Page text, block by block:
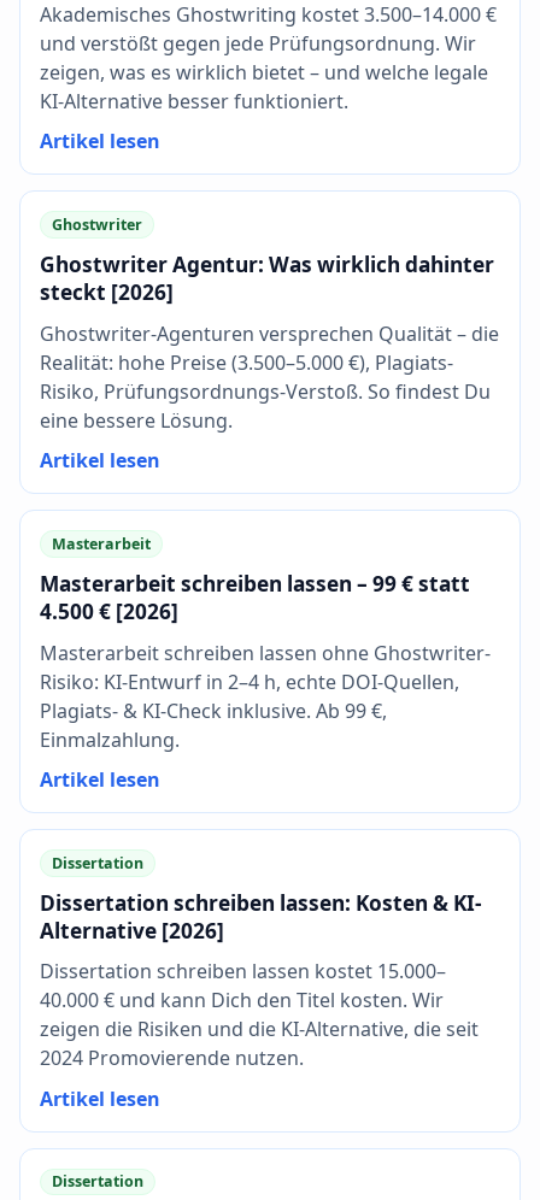
Akademisches Ghostwriting kostet 3.500–14.000 €
und verstößt gegen jede Prüfungsordnung. Wir
zeigen, was es wirklich bietet – und welche legale
KI-Alternative besser funktioniert.
Artikel lesen
Ghostwriter
Ghostwriter Agentur: Was wirklich dahinter
steckt [2026]
Ghostwriter-Agenturen versprechen Qualität – die
Realität: hohe Preise (3.500–5.000 €), Plagiats-
Risiko, Prüfungsordnungs-Verstoß. So findest Du
eine bessere Lösung.
Artikel lesen
Masterarbeit
Masterarbeit schreiben lassen – 99 € statt
4.500 € [2026]
Masterarbeit schreiben lassen ohne Ghostwriter-
Risiko: KI-Entwurf in 2–4 h, echte DOI-Quellen,
Plagiats- & KI-Check inklusive. Ab 99 €,
Einmalzahlung.
Artikel lesen
Dissertation
Dissertation schreiben lassen: Kosten & KI-
Alternative [2026]
Dissertation schreiben lassen kostet 15.000–
40.000 € und kann Dich den Titel kosten. Wir
zeigen die Risiken und die KI-Alternative, die seit
2024 Promovierende nutzen.
Artikel lesen
Dissertation